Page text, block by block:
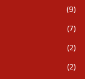
(9)
(7)
(2)
(2)